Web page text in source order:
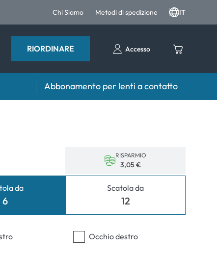
Chi Siamo Metodi di spedizione IT
RIORDINARE Accesso
Altri accessori
Abbonamento per lenti a contatto
da
6
RISPARMIO
3,05 €
Scatola da
12
Occhio destro